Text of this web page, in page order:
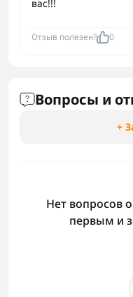
вас!!!
Отзыв полезен? 0
Вопросы и
+
Нет вопросов
первым и